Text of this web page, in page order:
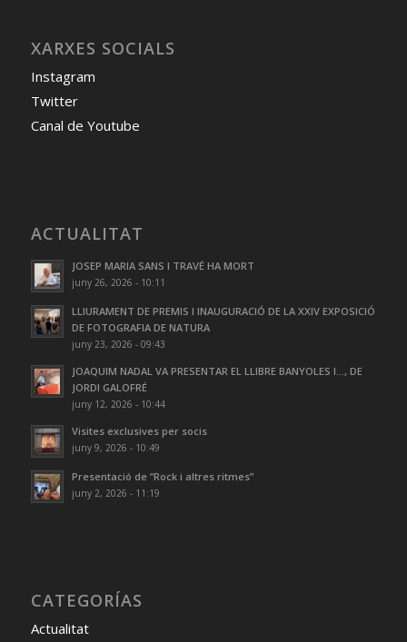
XARXES SOCIALS
Instagram
Twitter
Canal de Youtube
ACTUALITAT
JOSEP MARIA SANS I TRAVÉ HA MORT
juny 26, 2026 - 10:11
LLIURAMENT DE PREMIS I INAUGURACIÓ DE LA XXIV EXPOSICIÓ
DE FOTOGRAFIA DE NATURA
juny 23, 2026 - 09:43
JOAQUIM NADAL VA PRESENTAR EL LLIBRE BANYOLES I…, DE
JORDI GALOFRÉ
juny 12, 2026 - 10:44
Visites exclusives per socis
juny 9, 2026 - 10:49
Presentació de “Rock i altres ritmes”
juny 2, 2026 - 11:19
CATEGORÍAS
Actualitat